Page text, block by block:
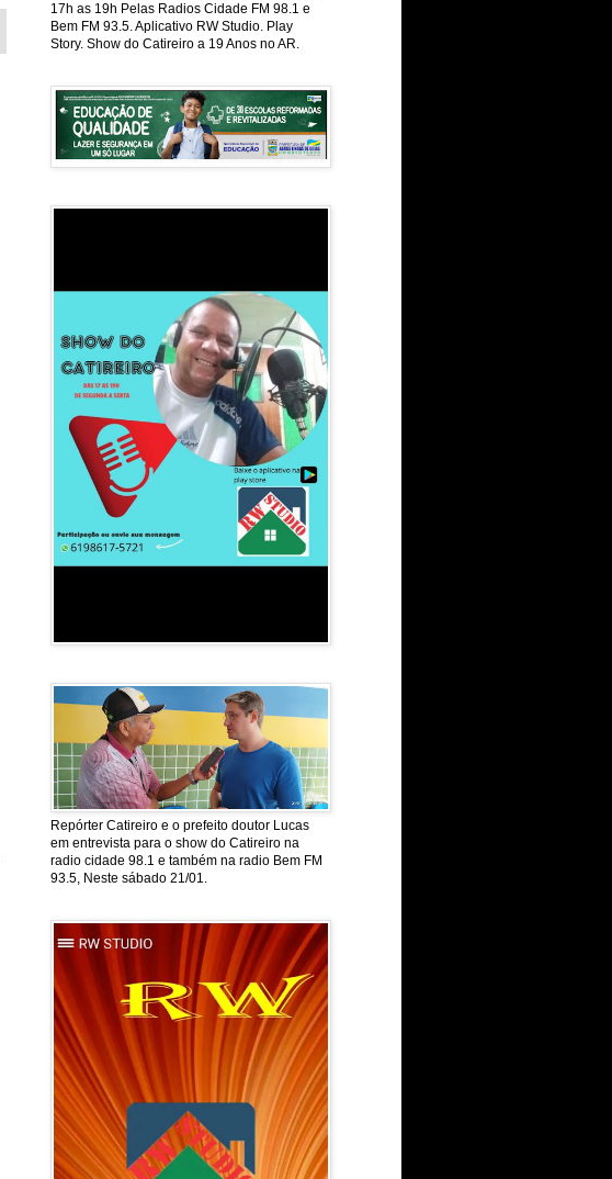
17h as 19h Pelas Radios Cidade FM 98.1 e
Bem FM 93.5. Aplicativo RW Studio. Play
Story. Show do Catireiro a 19 Anos no AR.
Repórter Catireiro e o prefeito doutor Lucas
em entrevista para o show do Catireiro na
radio cidade 98.1 e também na radio Bem FM
93.5, Neste sábado 21/01.